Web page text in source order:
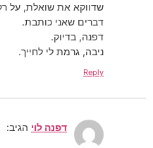
שדווקא את שואלת, על
דברים שאני כותבת.
דפנה, בדיוק.
ניבה, גרמת לי לחייך.
Reply
דפנה לוי הגיב: